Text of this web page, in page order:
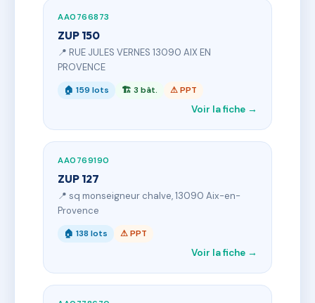
AA0766873
ZUP 150
📍 RUE JULES VERNES 13090 AIX EN
PROVENCE
🏠 159 lots 🏗 3 bât. ⚠ PPT
Voir la fiche →
AA0769190
ZUP 127
📍 sq monseigneur chalve, 13090 Aix-en-
Provence
🏠 138 lots ⚠ PPT
Voir la fiche →